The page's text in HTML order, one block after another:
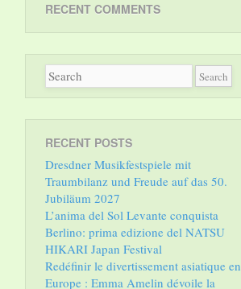
RECENT COMMENTS
RECENT POSTS
Dresdner Musikfestspiele mit
Traumbilanz und Freude auf das 50.
Jubiläum 2027
L’anima del Sol Levante conquista
Berlino: prima edizione del NATSU
HIKARI Japan Festival
Redéfinir le divertissement asiatique en
Europe : Emma Amelin dévoile la